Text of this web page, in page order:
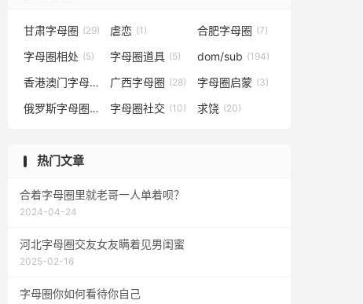
甘肃字母圈 (29) 虐恋 (1) 合肥字母圈 (7)
字母圈相处 (5) 字母圈道具 (5) dom/sub (194)
香港澳门字母圈 (5)
广西字母圈 (28) 字母圈启蒙 (3)
俄罗斯字母圈(4) 字母圈社交 (10) 求饶 (20)
热门文章
合着字母圈里就老哥一人单着呗？
2024-04-24
河北字母圈交友女友瞒着见男闺蜜
2025-02-16
字母圈你如何看待你自己